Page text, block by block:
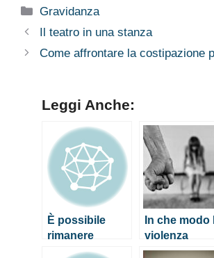
salute mentale
delle donne
piccini)
Categorie
Gravidanza
Il teatro in una stanza
Come affrontare la costipazione
Leggi Anche:
È possibile
rimanere
incinta durante
In che modo
violenza
domestica